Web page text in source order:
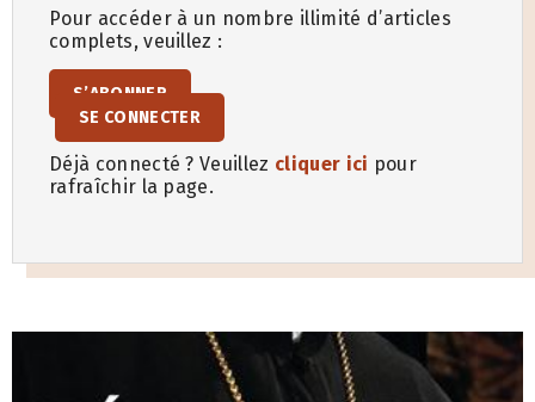
Pour accéder à un nombre illimité d’articles
complets, veuillez :
S’ABONNER
SE CONNECTER
Déjà connecté ? Veuillez cliquer ici pour
rafraîchir la page.